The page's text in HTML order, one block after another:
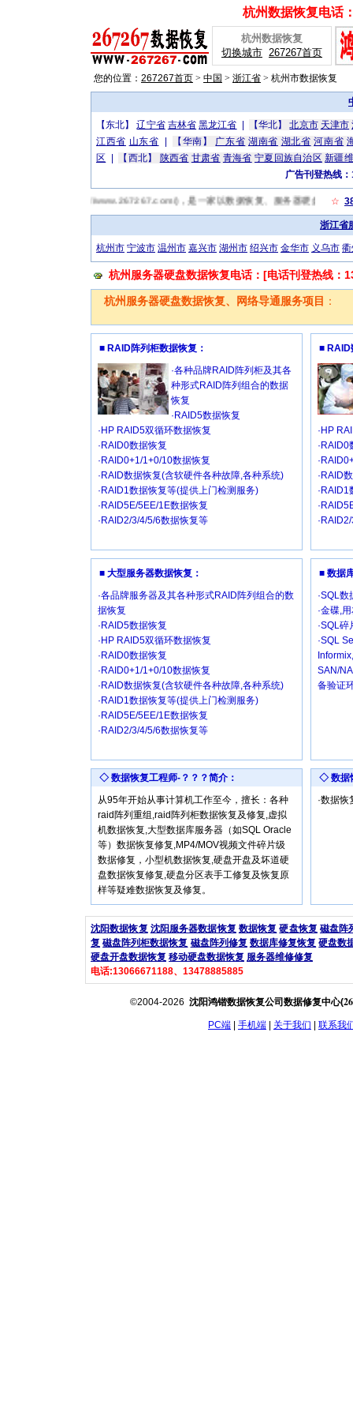
杭州数据恢复电话
杭州数据恢复
切换城市 267267首页
您的位置： 267267首页 > 中国 > 浙江省 > 杭州市数据恢复
【东北】辽宁省 吉林省 黑龙江省 【华北】北京市 天津市
江西省 山东省 【华南】 广东省 湖南省 湖北省 河南省
区
【西北】 陕西省 甘肃省 青海省 宁夏回族自治区 新疆
广告刊登热线
州数据恢复网(http://www.267267.com/)，是一家以数据恢复、服务器硬盘数据恢
☆
浙江省
杭州市 宁波市 温州市 嘉兴市 湖州市 绍兴市 金华市 义乌市
杭州服务器硬盘数据恢复电话：[电话刊登热线：
杭州服务器硬盘数据恢复、网络导通服务项目 ：
■ RAID阵列柜数据恢复：
·各种品牌RAID阵列柜及其各
种形式RAID阵列组合的数据
恢复
·RAID5数据恢复
·HP RAID5双循环数据恢复
·RAID0数据恢复
·RAID0+1/1+0/10数据恢复
·RAID数据恢复(含软硬件各种故障,各种系统)
·RAID1数据恢复等(提供上门检测服务)
·RAID5E/5EE/1E数据恢复
·RAID2/3/4/5/6数据恢复等
■ RAID
·HP
·RAID0
·RAID
■ 大型服务器数据恢复：
·各品牌服务器及其各种形式RAID阵列组合的数
据恢复
·RAID5数据恢复
·HP RAID5双循环数据恢复
·RAID0数据恢复
·RAID0+1/1+0/10数据恢复
·RAID数据恢复(含软硬件各种故障,各种系统)
·RAID1数据恢复等(提供上门检测服务)
·RAID5E/5EE/1E数据恢复
·RAID2/3/4/5/6数据恢复等
■ 数据
·SQL
·金碟,
·SQL
·SQL
SAN/
备验证
◇ 数据恢复工程师-？？？简介：
从95年开始从事计算机工作至今，擅长：各种
raid阵列重组,raid阵列柜数据恢复及修复,虚拟
机数据恢复,大型数据库服务器（如SQL Oracle
等）数据恢复修复,MP4/MOV视频文件碎片级
数据修复，小型机数据恢复,硬盘开盘及坏道硬
盘数据恢复修复,硬盘分区表手工修复及恢复原
样等疑难数据恢复及修复。
◇ 数据
·数据
沈阳数据恢复 沈阳服务器数据恢复 数据恢复 硬盘恢复 磁盘阵
复 磁盘阵列柜数据恢复 磁盘阵列修复 数据库修复恢复 硬盘数
硬盘开盘数据恢复 移动硬盘数据恢复 服务器维修修复
电话:13066671188、13478885885
©2004-2026 沈阳鸿锴数据恢复公司数据修复中心(
PC端 手机端 关于我们 联系我